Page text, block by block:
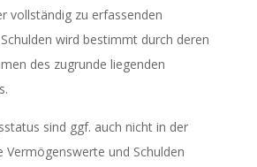
vollständig zu erfassenden
wird bestimmt durch deren
des zugrunde liegenden
sind ggf. auch nicht in der
Vermögenswerte und Schulden